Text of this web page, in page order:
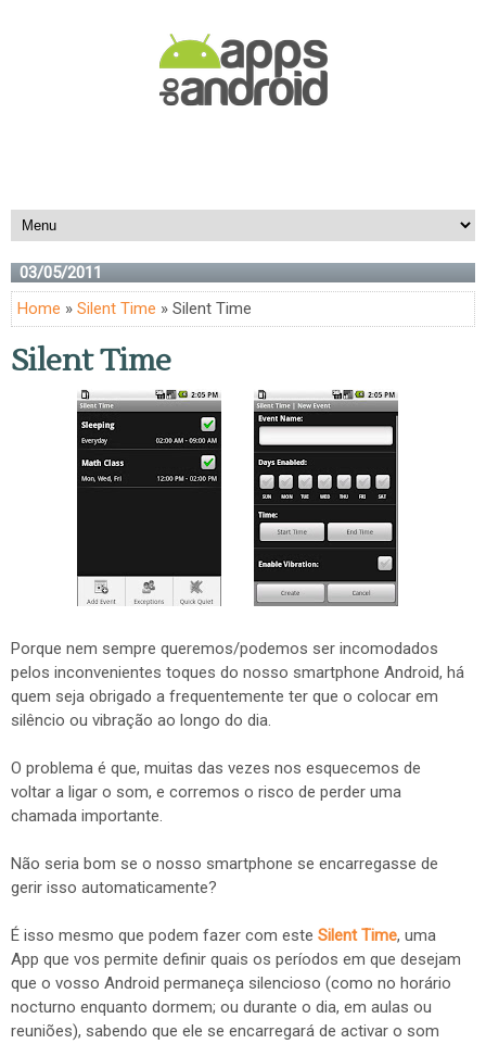
03/05/2011
Home » Silent Time » Silent Time
Silent Time
Porque nem sempre queremos/podemos ser incomodados
pelos inconvenientes toques do nosso smartphone Android, há
quem seja obrigado a frequentemente ter que o colocar em
silêncio ou vibração ao longo do dia.
O problema é que, muitas das vezes nos esquecemos de
voltar a ligar o som, e corremos o risco de perder uma
chamada importante.
Não seria bom se o nosso smartphone se encarregasse de
gerir isso automaticamente?
É isso mesmo que podem fazer com este Silent Time, uma
App que vos permite definir quais os períodos em que desejam
que o vosso Android permaneça silencioso (como no horário
nocturno enquanto dormem; ou durante o dia, em aulas ou
reuniões), sabendo que ele se encarregará de activar o som